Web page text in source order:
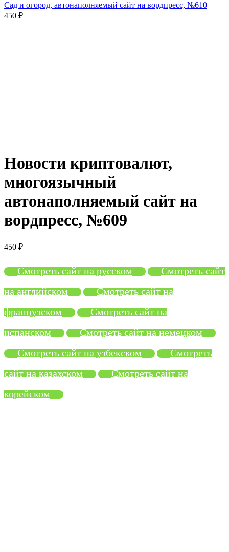
Сад и огород, автонаполняемый сайт на вордпресс, №610
450 ₽
Новости криптовалют,
многоязычный
автонаполняемый сайт на
вордпресс, №609
450 ₽
Смотреть сайт на русском
Смотреть сайт
на английском
Смотреть сайт на
французском
Смотреть сайт на
испанском
Смотреть сайт на немецком
Смотреть сайт на узбекском
Смотреть
сайт на казахском
Смотреть сайт на
корейском